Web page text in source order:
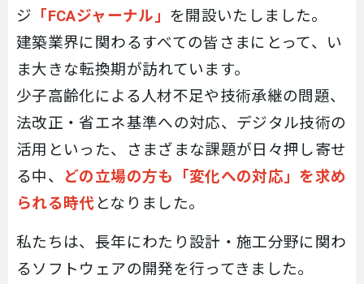
ジ 「 FCAジャーナル」 を開設いたしました。
建築業界に関わるすべての皆さまにとって、い
ま大きな転換期が訪れています。
少子高齢化による人材不足や技術承継の問題、
法改正・省エネ基準への対応、デジタル技術の
活用といった、さまざまな課題が日々押し寄せ
る中、
どの立場の方も「変化への対応」を求め
られる時代 となりました。
私たちは、長年にわたり設計・施工分野に関わ
るソフトウェアの開発を行ってきました。